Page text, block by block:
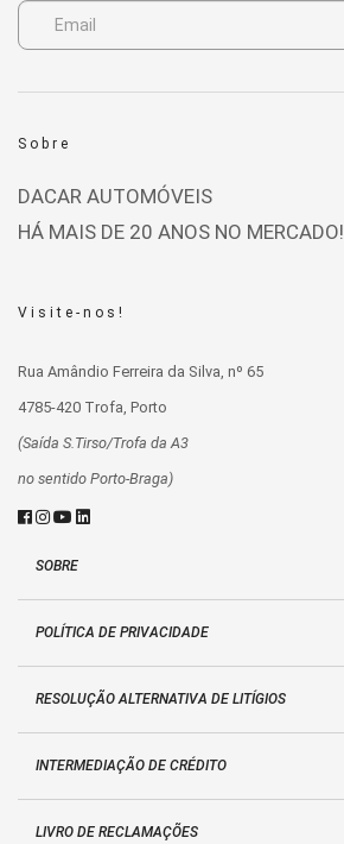
Sobre
DACAR AUTOMÓVEIS
HÁ MAIS DE 20 ANOS NO MERCADO!
Visite-nos!
Rua Amândio Ferreira da Silva, nº 65
4785-420 Trofa, Porto
(Saída S.Tirso/Trofa da A3
no sentido Porto-Braga)
SOBRE
POLÍTICA DE PRIVACIDADE
RESOLUÇÃO ALTERNATIVA DE LITÍGIOS
INTERMEDIAÇÃO DE CRÉDITO
LIVRO DE RECLAMAÇÕES